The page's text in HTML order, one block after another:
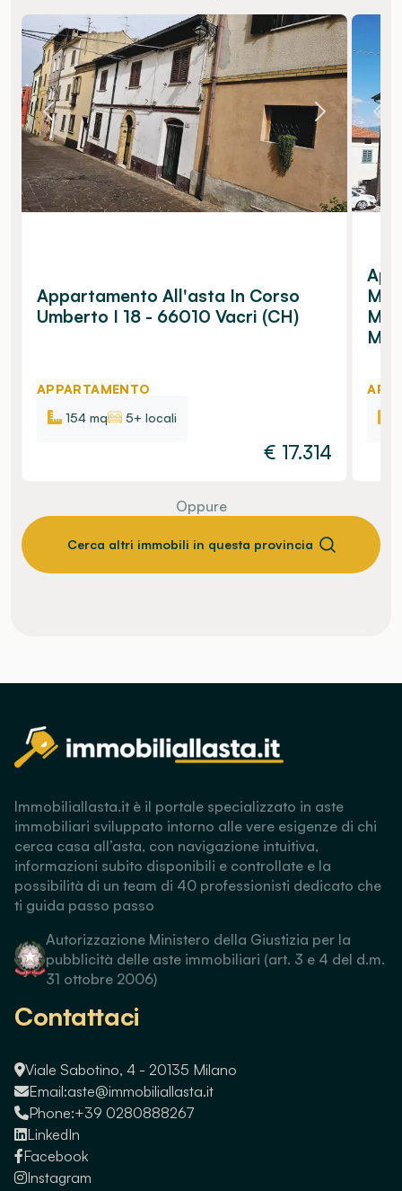
Appartamento All'asta In Corso
Umberto I 18 - 66010 Vacri (CH)
APPARTAMENTO
154 mq
5+ locali
€ 17.314
Oppure
Cerca altri immobili in questa provincia
Immobiliallasta.it è il portale specializzato in aste
immobiliari sviluppato intorno alle vere esigenze di chi
cerca casa all’asta, con navigazione intuitiva,
informazioni subito disponibili e controllate e la
possibilità di un team di 40 professionisti dedicato che
ti guida passo passo
Autorizzazione Ministero della Giustizia per la
pubblicità delle aste immobiliari (art. 3 e 4 del d.m.
31 ottobre 2006)
Contattaci
Viale Sabotino, 4 - 20135 Milano
Email:aste@immobiliallasta.it
Phone:+39 0280888267
LinkedIn
Facebook
Instagram